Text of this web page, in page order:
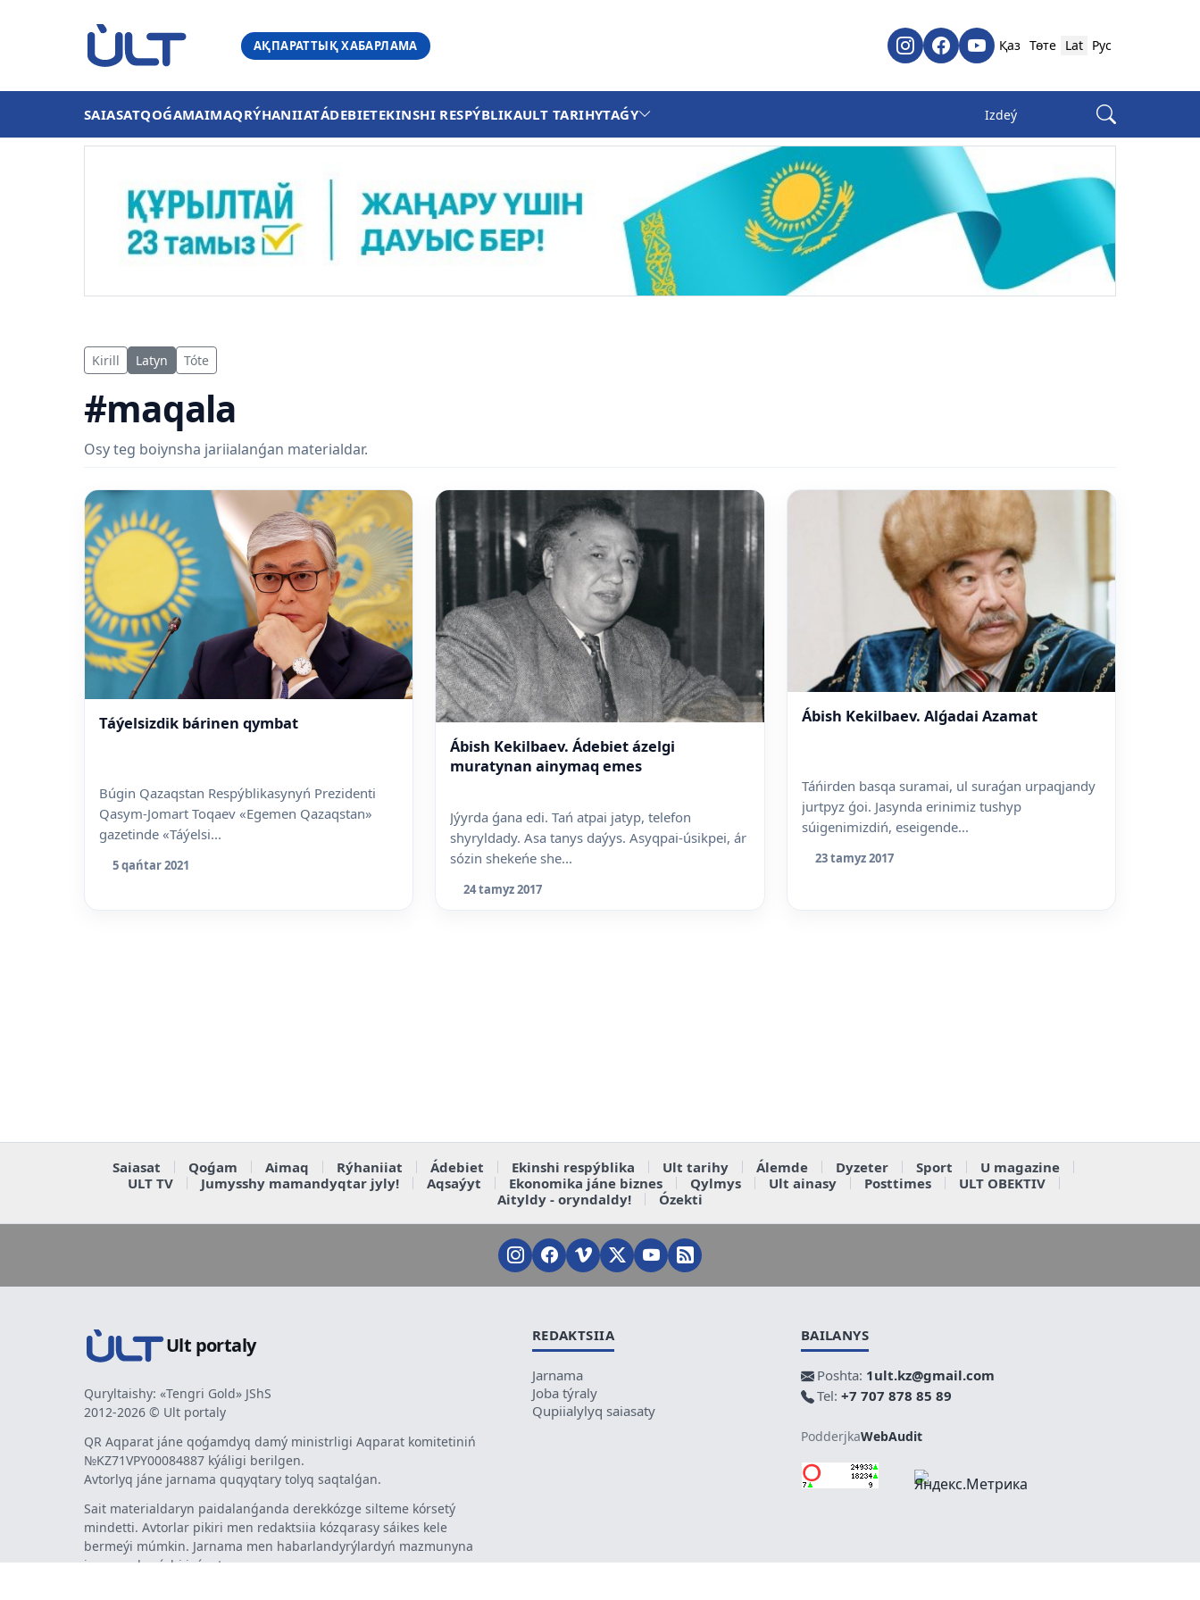
АҚПАРАТТЫҚ ХАБАРЛАМА Қаз Төте Lat Рус
SAIASATQOǴAMAIMAQRÝHANIIATÁDEBIETEKINSHI RESPÝBLIKAULT TARIHYTAǴY
Kirill Latyn Tóte
#maqala
Osy teg boiynsha jariialanǵan materialdar.
Táýelsizdik bárinen qymbat
Búgin Qazaqstan Respýblikasynyń Prezidenti
Qasym-Jomart Toqaev «Egemen Qazaqstan»
gazetinde «Táýelsi...
5 qańtar 2021
Ábish Kekilbaev. Ádebiet ázelgi
muratynan ainymaq emes
Jýyrda ǵana edi. Tań atpai jatyp, telefon
shyryldady. Asa tanys daýys. Asyqpai-úsikpei, ár
sózin shekeńe she...
24 tamyz 2017
Ábish Kekilbaev. Alǵadai Azamat
Táńirden basqa suramai, ul suraǵan urpaqjandy
jurtpyz ǵoi. Jasynda erinimiz tushyp
súigenimizdiń, eseigende...
23 tamyz 2017
Saiasat Qoǵam Aimaq Rýhaniiat Ádebiet Ekinshi respýblika Ult tarihy Álemde Dyzeter Sport
U magazine
ULT TV
Jumysshy mamandyqtar jyly! Aqsaýyt Ekonomika jáne biznes Qylmys Ult ainasy Posttimes
ULT OBEKTIV
Aityldy - oryndaldy!
Ózekti
Ult portaly
Quryltaishy: «Tengri Gold» JShS
2012-2026 © Ult portaly
QR Aqparat jáne qoǵamdyq damý ministrligi Aqparat komitetiniń
№KZ71VPY00084887 kýáligi berilgen.
Avtorlyq jáne jarnama quqyqtary tolyq saqtalǵan.
Sait materialdaryn paidalanǵanda derekkózge silteme kórsetý
mindetti. Avtorlar pikiri men redaktsiia kózqarasy sáikes kele
bermeýi múmkin. Jarnama men habarlandyrýlardyń mazmunyna
jarnama berýshi jaýapty.
REDAKTSIIA
Jarnama
Joba týraly
Qupiialylyq saiasaty
BAILANYS
Poshta: 1ult.kz@gmail.com
Tel: +7 707 878 85 89
PodderjkaWebAudit